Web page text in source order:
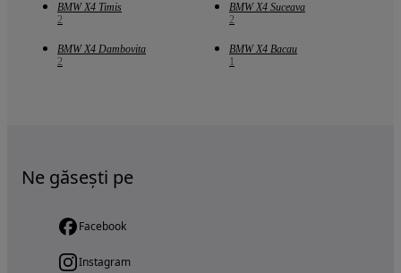
BMW X4 Timis
2
BMW X4 Suceava
2
BMW X4 Dambovita
2
BMW X4 Bacau
1
Ne găsești pe
Facebook
Instagram